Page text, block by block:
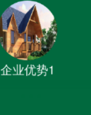
企业优势4
企业优势1
企业优势2
企业优势3
企业优势4
企业优势1